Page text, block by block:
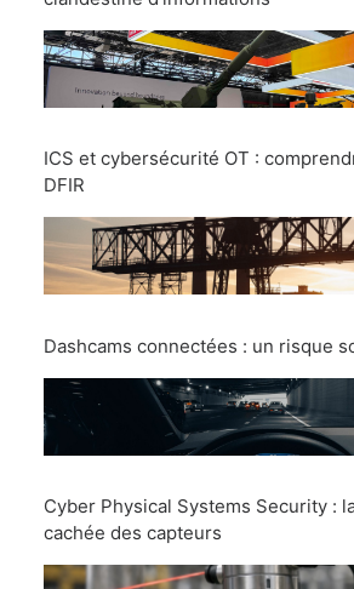
ICS et cybersécurité OT :
DFIR
Dashcams connectées : un risque
Cyber Physical Systems Security :
cachée des capteurs